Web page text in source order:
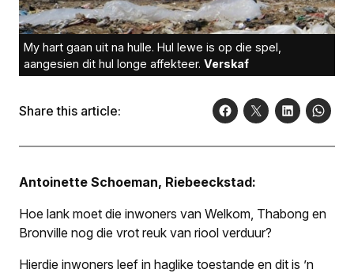
My hart gaan uit na hulle. Hul lewe is op die spel,
aangesien dit hul longe affekteer. Verskaf
Share this article:
Antoinette Schoeman, Riebeeckstad:
Hoe lank moet die inwoners van Welkom, Thabong en
Bronville nog die vrot reuk van riool verduur?
Hierdie inwoners leef in haglike toestande en dit is ’n